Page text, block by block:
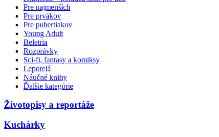
Pre najmenších
Pre prvákov
Pre pubertiakov
Young Adult
Beletria
Rozprávky
Sci-fi, fantasy a komiksy
Leporelá
Náučné knihy
Ďalšie kategórie
Životopisy a reportáže
Kuchárky